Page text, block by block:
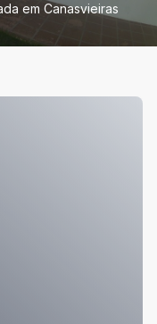
em Canasvieiras